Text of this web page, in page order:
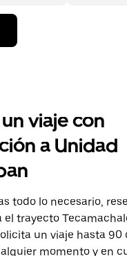
viaje con
a Unidad
todo lo necesario,
el trayecto
un viaje hasta 90
momento y en